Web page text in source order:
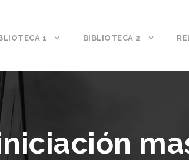
1 BIBLIOTECA 2